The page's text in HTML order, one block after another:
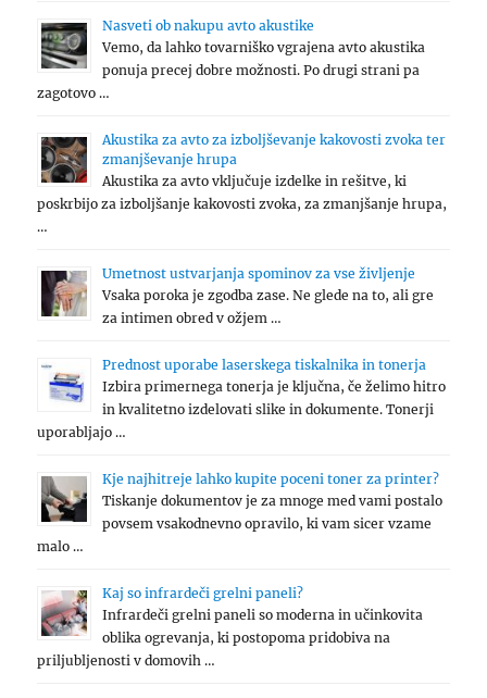
Nasveti ob nakupu avto akustike
Vemo, da lahko tovarniško vgrajena avto akustika
ponuja precej dobre možnosti. Po drugi strani pa
zagotovo …
Akustika za avto za izboljševanje kakovosti zvoka ter
zmanjševanje hrupa
Akustika za avto vključuje izdelke in rešitve, ki
poskrbijo za izboljšanje kakovosti zvoka, za zmanjšanje hrupa,
…
Umetnost ustvarjanja spominov za vse življenje
Vsaka poroka je zgodba zase. Ne glede na to, ali gre
za intimen obred v ožjem …
Prednost uporabe laserskega tiskalnika in tonerja
Izbira primernega tonerja je ključna, če želimo hitro
in kvalitetno izdelovati slike in dokumente. Tonerji
uporabljajo …
Kje najhitreje lahko kupite poceni toner za printer?
Tiskanje dokumentov je za mnoge med vami postalo
povsem vsakodnevno opravilo, ki vam sicer vzame
malo …
Kaj so infrardeči grelni paneli?
Infrardeči grelni paneli so moderna in učinkovita
oblika ogrevanja, ki postopoma pridobiva na
priljubljenosti v domovih …